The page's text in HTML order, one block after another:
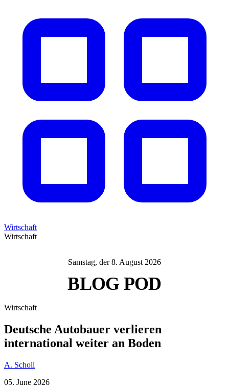
Wirtschaft
Wirtschaft
Samstag, der 8. August 2026
BLOG POD
Wirtschaft
Deutsche Autobauer verlieren
international weiter an Boden
A. Scholl
05. June 2026